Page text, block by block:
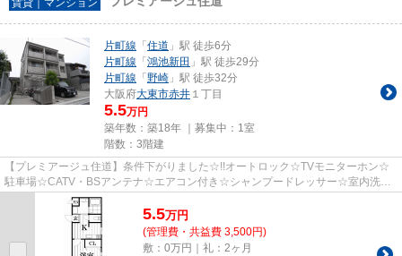
賃貸｜マンション
片町線 「 住道 」駅 徒歩6分
片町線 「 鴻池新田 」駅 徒歩29分
片町線 「 野崎 」駅 徒歩32分
大阪府大東市赤井 １丁目
5.5万円
築年数：築18年 ｜募集中： 1室
階数：3階建
【プレミアージュ住道】条件下がりました☆!!オートロック☆TVモニターホン☆
駐車場☆CATV・BSアンテナ☆エアコン付き☆シャンプードレッサー☆室内洗濯
機置場有り☆南向きバルコニーで日当り...
5.5万円
(管理費・共益費 3,500円)
敷：0万円｜礼：2ヶ月